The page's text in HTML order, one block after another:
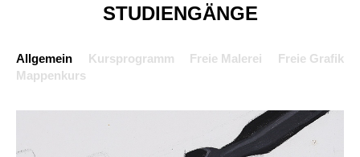
STUDIENGÄNGE
Allgemein Kursprogramm Freie Malerei
Freie Grafik
Mappenkurs